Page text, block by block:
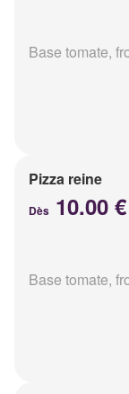
Base tomate,
Pizza reine
Dès 10.00 €
Base tomate,